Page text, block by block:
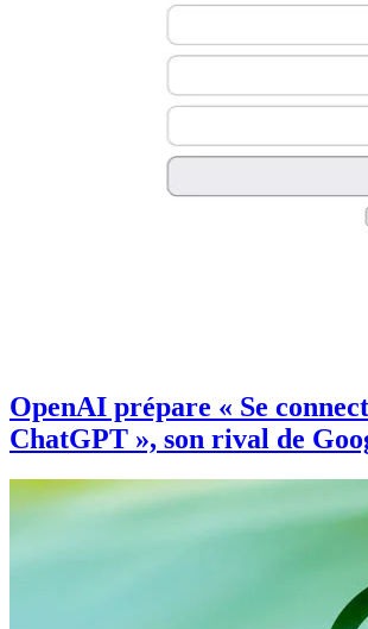
OpenAI prépare « Se
ChatGPT », son rival de